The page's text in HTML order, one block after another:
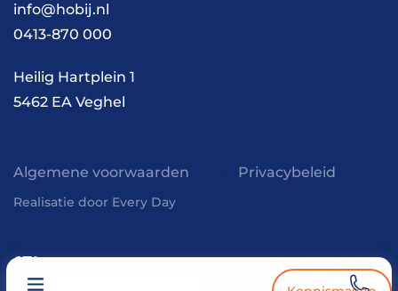
Cases
Werken en wonen
Kennis en inspiratie
info@hobij.nl
0413-870 000
Heilig Hartplein 1
5462 EA Veghel
Algemene voorwaarden Privacybeleid
Realisatie door Every Day